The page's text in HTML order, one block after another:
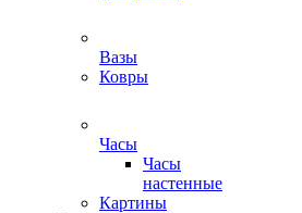
Вазы
Ковры
Часы
Часы
настенные
Картины